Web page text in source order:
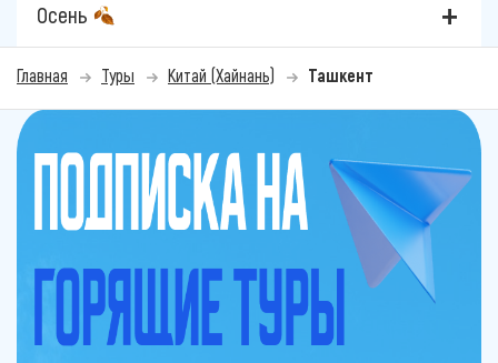
Осень
Главная Туры Китай (Хайнань) Ташкент